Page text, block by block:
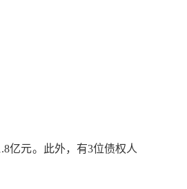
亿元。此外，有3位债权人